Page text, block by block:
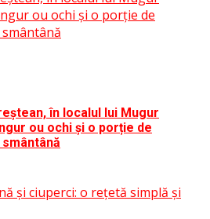
ou ochi și o porție de
în localul lui Mugur
ou ochi și o porție de
și ciuperci: o rețetă simplă și